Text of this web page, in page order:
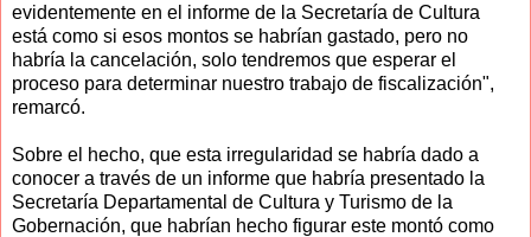
evidentemente en el informe de la Secretaría de Cultura
está como si esos montos se habrían gastado, pero no
habría la cancelación, solo tendremos que esperar el
proceso para determinar nuestro trabajo de fiscalización",
remarcó.
Sobre el hecho, que esta irregularidad se habría dado a
conocer a través de un informe que habría presentado la
Secretaría Departamental de Cultura y Turismo de la
Gobernación, que habrían hecho figurar este montó como